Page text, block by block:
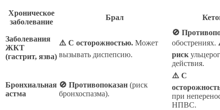
Хроническое
заболевание
Брал
Заболевания
ЖКТ
(гастрит, язва)
⚠️ С осторожностью. Может
вызывать диспепсию.
🚫
обострениях.
риск
действия.
Бронхиальная
астма
🚫 Противопоказан (риск
бронхоспазма).
⚠️ С
при
НПВС.